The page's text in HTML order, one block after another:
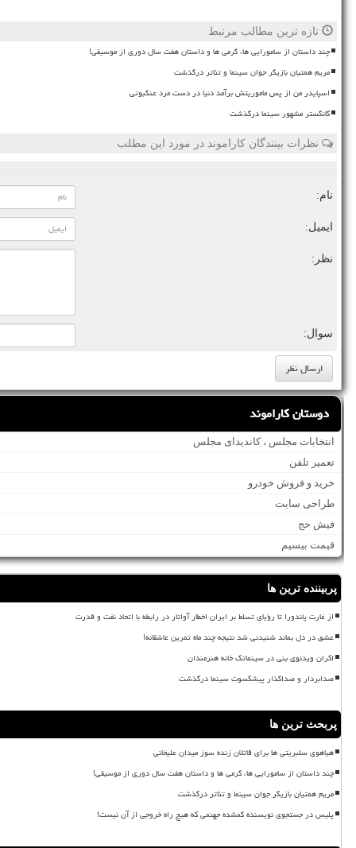
تازه ترین مطالب مرتبط
چند داستان از سامورایی ها، گرمی ها و داستان هفت سال دوری از موسیقی!
مریم همتیان بازیگر جوان سینما و تئاتر درگذشت
اسپایدر من از پس ماموریتش برآمد دنیا در دست مرد عنکبوتی
گانگستر مشهور سینما درگذشت
نظرات بینندگان کاراموند در مورد این مطلب
نام:
ایمیل:
نظر:
سوال:
دوستان کاراموند
انتخابات مجلس ، کاندیدای مجلس
تعمیر تلفن
خرید و فروش خودرو
طراحی سایت
فیش حج
قیمت بیسیم
پربیننده ترین ها
از غارت پاندورا تا رؤیای تسلط بر ایران اخطار آواتار در رابطه با اتحاد نفت و قدرت
عشق در دل بماند شنیدنی شد نتیجه چند ماه تمرین عاشقانه!
اکران ویدئوی بنی در سینماتک خانه هنرمندان
صدابردار و صداگذار پیشکسوت سینما درگذشت
پربحث ترین ها
هیاهوی سلبریتی ها برای قاتلان زنده سوز میدان علیخانی
چند داستان از سامورایی ها، گرمی ها و داستان هفت سال دوری از موسیقی!
مریم همتیان بازیگر جوان سینما و تئاتر درگذشت
پلیس در جستجوی نویسنده گمشده جهنمی که هیچ راه خروجی از آن نیست!